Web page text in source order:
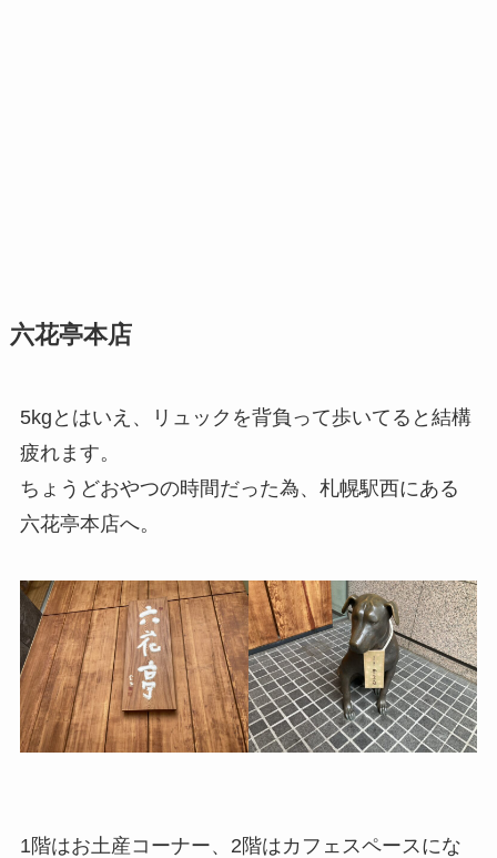
六花亭本店
5kgとはいえ、リュックを背負って歩いてると結構
疲れます。
ちょうどおやつの時間だった為、札幌駅西にある
六花亭本店へ。
1階はお土産コーナー、2階はカフェスペースにな